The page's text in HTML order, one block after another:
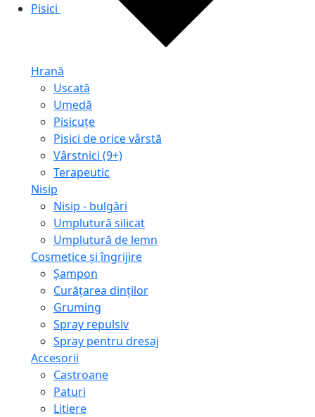
Pisici
Hrană
Uscată
Umedă
Pisicuțe
Pisici de orice vârstă
Vârstnici (9+)
Terapeutic
Nisip
Nisip - bulgări
Umplutură silicat
Umplutură de lemn
Cosmetice și îngrijire
Șampon
Curățarea dinților
Gruming
Spray repulsiv
Spray pentru dresaj
Accesorii
Castroane
Paturi
Litiere